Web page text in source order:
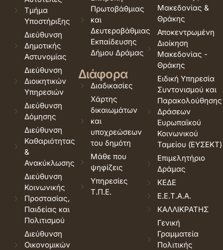
Τμήμα
Υποστήριξης
Διεύθυνση
Δημοτικής
Αστυνομίας
Διεύθυνση
Διοικητικών
Υπηρεσιών
Διεύθυνση
Δόμησης
Διεύθυνση
Καθαριότητας
&
Ανακύκλωσης
Διεύθυνση
Κοινωνικής
Προστασίας,
Παιδείας και
Πολιτισμού
Διεύθυνση
Οικονομικών
Πρωτοβάθμιας
και
Δευτεροβάθμιας
Εκπαίδευσης
Δήμου Δράμας
Διάφορα
Διαδικασίες
Χάρτης
δικαιωμάτων
και
υποχρεώσεων
του δημότη
Μάθε που
ψηφίζεις
Υπηρεσίες
Τ.Π.Ε.
Μακεδονίας &
Θράκης
Αποκεντρωμένη
Διοίκηση
Μακεδονίας -
Θράκης
Ειδική Υπηρεσία
Συντονισμού και
Παρακολούθησης
Δράσεων
Ευρωπαϊκού
Κοινωνικού
Ταμείου (ΕΥΣΕΚΤ)
Επιμελητήριο
Δράμας
ΚΕΔΕ
Ε.Ε.Τ.Α.Α.
ΚΑΛΛΙΚΡΑΤΗΣ
Γενική
Γραμματεία
Πολιτικής